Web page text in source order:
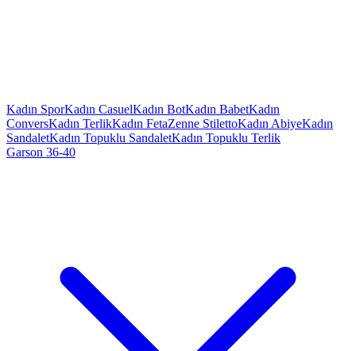
Kadın SporKadın CasuelKadın BotKadın BabetKadın
ConversKadın TerlikKadın FetaZenne StilettoKadın AbiyeKadın
SandaletKadın Topuklu SandaletKadın Topuklu Terlik
Garson 36-40